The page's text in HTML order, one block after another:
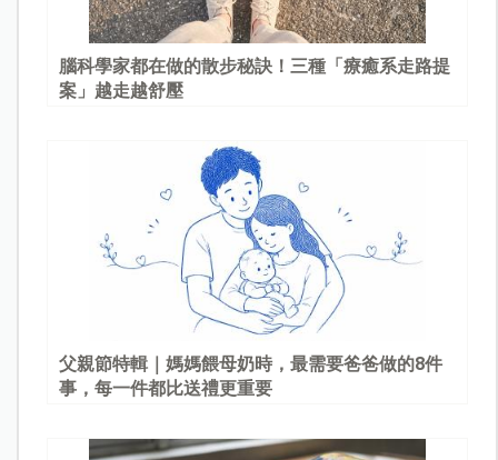
腦科學家都在做的散步秘訣！三種「療癒系走路提
案」越走越舒壓
父親節特輯｜媽媽餵母奶時，最需要爸爸做的8件
事，每一件都比送禮更重要